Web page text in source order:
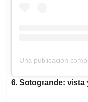
Una publicación
6. Sotogrande: vista